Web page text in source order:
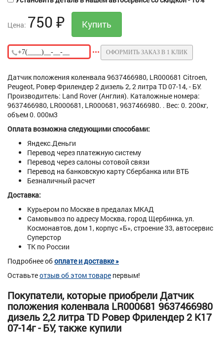
Цена: 750 ₽
ОФОРМИТЬ ЗАКАЗ В 1 КЛИК
Датчик положения коленвала 9637466980, LR000681 Citroen,
Peugeot, Ровер Фрилендер 2 дизель 2, 2 литра TD 07-14, - БУ.
Производитель: Land Rover (Англия). Каталожные номера:
9637466980, LR000681, LR000681, 9637466980. . Вес: 0. 200кг,
объем 0. 000м3
Оплата возможна следующими способами:
Яндекс.Деньги
Перевод через платежную систему
Перевод через салоны сотовой связи
Перевод на банковскую карту Сбербанка или ВТБ
Безналичный расчет
Доставка:
Курьером по Москве в предалах МКАД
Самовывоз по адресу Москва, город Щербинка, ул.
Космонавтов, дом 1, корпус «Б», строение 33, автосервис
Суперстор
ТК по России
Подробнее обоплате и доставке »
Оставьтеотзыв об этом товаре первым!
Покупатели, которые приобрели Датчик
положения коленвала LR000681 9637466980
дизель 2,2 литра TD Ровер Фрилендер 2 К17
07-14г - БУ, также купили